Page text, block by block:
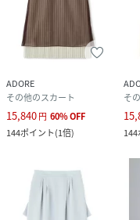
ADORE
その他のスカート
15,840円 60%OFF
144ポイント(1倍)
そ
144